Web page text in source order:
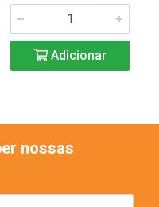
Adicionar
nossas